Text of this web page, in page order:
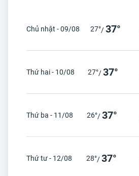
Chủ nhật - 09/08 27°/37°
Thứ hai - 10/08 27°/37°
Thứ ba - 11/08 26°/37°
Thứ tư - 12/08 28°/37°